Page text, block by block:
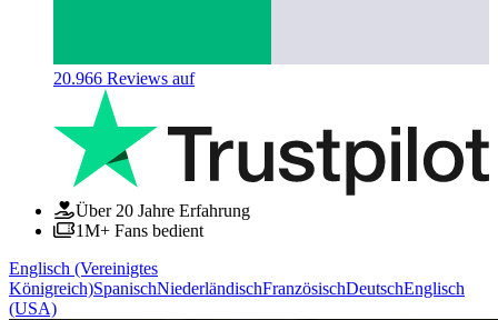
20.966 Reviews auf
Über 20 Jahre Erfahrung
1M+ Fans bedient
Englisch (Vereinigtes
Königreich)SpanischNiederländischFranzösischDeutschEnglisch
(USA)